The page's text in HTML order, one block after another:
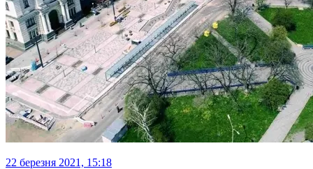
22 березня 2021, 15:18